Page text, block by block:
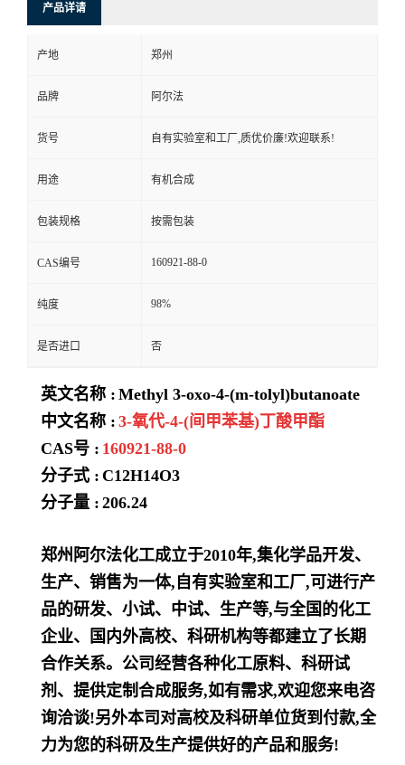
产品详请
产地 郑州
品牌 阿尔法
货号 自有实验室和工厂,质优价廉!欢迎联系!
用途 有机合成
包装规格 按需包装
CAS编号 160921-88-0
纯度 98%
是否进口 否
英文名称 : Methyl 3-oxo-4-(m-tolyl)butanoate
中文名称 : 3-氧代-4-(间甲苯基)丁酸甲酯
CAS号 : 160921-88-0
分子式 : C12H14O3
分子量 : 206.24
郑州阿尔法化工成立于2010年,集化学品开发、
生产、销售为一体,自有实验室和工厂,可进行产
品的研发、小试、中试、生产等,与全国的化工
企业、国内外高校、科研机构等都建立了长期
合作关系。公司经营各种化工原料、科研试
剂、提供定制合成服务,如有需求,欢迎您来电咨
询洽谈!另外本司对高校及科研单位货到付款,全
力为您的科研及生产提供好的产品和服务!